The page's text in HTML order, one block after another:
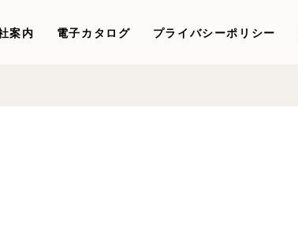
案内 電子カタログ プライバシーポリシー